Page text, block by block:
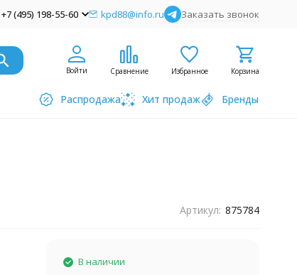
+7 (495) 198-55-60 kpd88@info.ru Заказать звонок
Войти Сравнение Избранное Корзина
Распродажа Хит продаж Бренды
Артикул: 875784
В наличии